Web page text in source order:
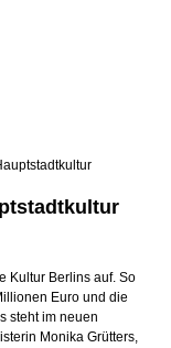
Kultur Berlins auf. So
Euro und die
steht im neuen
Monika Grütters,